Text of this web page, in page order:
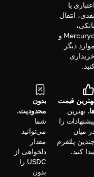
اعتباری یا
نقدی، انتقال
بانکی،
Mercuryo و
موارد دیگر
خریداری
قیمت
بهترین
پیشنهادات را
میان
چندین پلتفرم
پیدا کنید.
بدون
محدودیت.
شما
می‌توانید
مقدار
دلخواهی از
USDC را
بدون